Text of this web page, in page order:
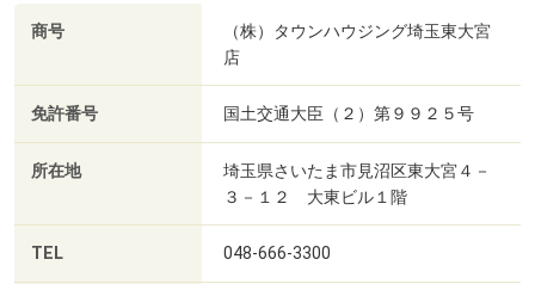
商号
（株）タウンハウジング埼玉東大宮
店
免許番号 国土交通大臣（２）第９９２５号
所在地
埼玉県さいたま市見沼区東大宮４－
３－１２ 大東ビル１階
TEL 048-666-3300